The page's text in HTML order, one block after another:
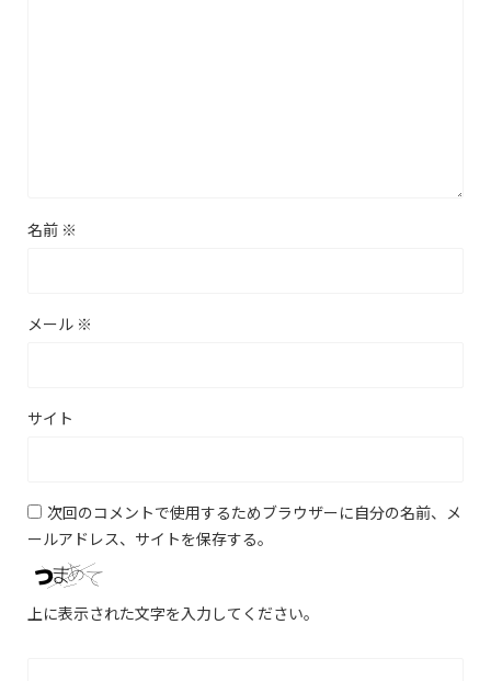
名前 ※
メール ※
サイト
次回のコメントで使用するためブラウザーに自分の名前、メ
ールアドレス、サイトを保存する。
上に表示された文字を入力してください。